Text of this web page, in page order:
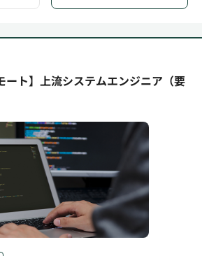
ート】上流システムエンジニア（要